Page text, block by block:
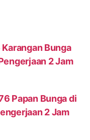
Bunga
2 Jam
Papan Bunga di
2 Jam